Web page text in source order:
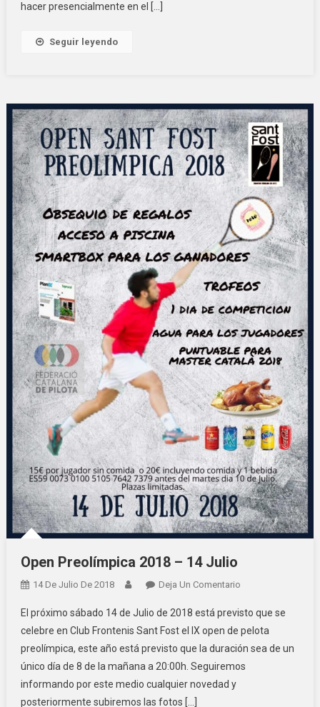
hacer presencialmente en el […]
Seguir leyendo
Open Preolímpica 2018 – 14 Julio
14 De Julio De 2018 Deja Un Comentario
– 14 Julio
El próximo sábado 14 de Julio de 2018 está previsto que se
celebre en Club Frontenis Sant Fost el IX open de pelota
preolímpica, este año está previsto que la duración sea de un
único día de 8 de la mañana a 20:00h. Seguiremos
informando por este medio cualquier novedad y
posteriormente subiremos las fotos […]